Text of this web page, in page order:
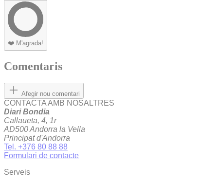
❤️ M'agrada!
Comentaris
Afegir nou comentari
CONTACTA AMB NOSALTRES
Diari Bondia
Callaueta, 4, 1r
AD500 Andorra la Vella
Principat d'Andorra
Tel. +376 80 88 88
Formulari de contacte
Serveis